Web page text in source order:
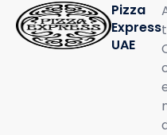
Pizza
Express
UAE